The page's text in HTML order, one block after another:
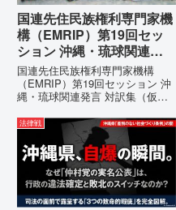
国連先住民族権利専門家機
構（EMRIP）第19回セッ
ション 沖縄・琉球関連発
言 対訳集（仮訳）
国連先住民族権利専門家機構
（EMRIP）第19回セッション 沖
縄・琉球関連発言 対訳集（仮
（EMRIP）の各会合において行
われた、沖縄・琉球の先住民族指
定、PFAS（有機フッ素化合物）
問題、米軍基地、伝統文化（...
法律戦